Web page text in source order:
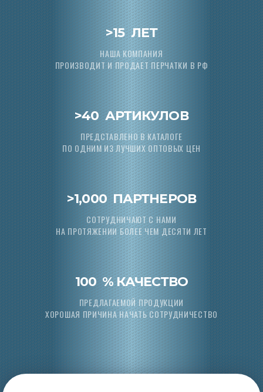
>15ЛЕТ
НАША КОМПАНИЯ
ПРОИЗВОДИТ И ПРОДАЕТ ПЕРЧАТКИ В РФ
>40 АРТИКУЛОВ
ПРЕДСТАВЛЕНО В КАТАЛОГЕ
ПО ОДНИМ ИЗ ЛУЧШИХ ОПТОВЫХ ЦЕН
>1,000ПАРТНЕРОВ
СОТРУДНИЧАЮТ С НАМИ
НА ПРОТЯЖЕНИИ БОЛЕЕ ЧЕМ ДЕСЯТИ ЛЕТ
100 % КАЧЕСТВО
ПРЕДЛАГАЕМОЙ ПРОДУКЦИИ
ХОРОШАЯ ПРИЧИНА НАЧАТЬ СОТРУДНИЧЕСТВО